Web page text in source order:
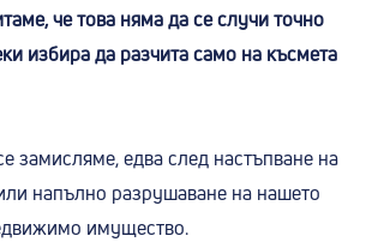
че това няма да се случи точно
избира да разчита само на късмета
замисляме, едва след настъпване на
напълно разрушаване на нашето
имущество.